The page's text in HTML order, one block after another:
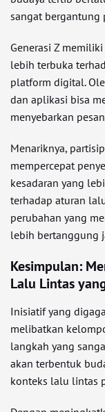
sangat
Generasi Z
lebih terbuka
platform digital.
dan aplikasi bisa
menyebarkan
Menariknya,
mempercepat
kesadaran yang
terhadap aturan
perubahan yang
lebih bertanggung
Kesimpulan:
Lalu Lintas
Inisiatif yang
melibatkan
langkah yang
akan terbentuk
konteks lalu lintas